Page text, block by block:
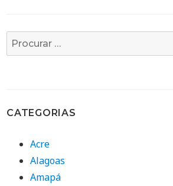
Busca
por:
CATEGORIAS
Acre
Alagoas
Amapá